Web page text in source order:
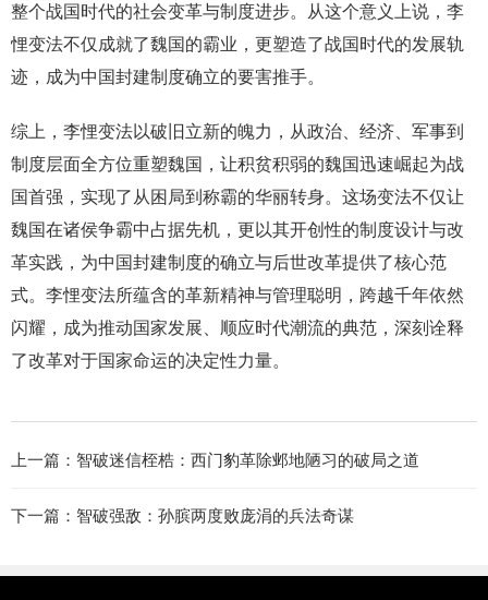
整个战国时代的社会变革与制度进步。从这个意义上说，李
悝变法不仅成就了魏国的霸业，更塑造了战国时代的发展轨
迹，成为中国封建制度确立的要害推手。
综上，李悝变法以破旧立新的魄力，从政治、经济、军事到
制度层面全方位重塑魏国，让积贫积弱的魏国迅速崛起为战
国首强，实现了从困局到称霸的华丽转身。这场变法不仅让
魏国在诸侯争霸中占据先机，更以其开创性的制度设计与改
革实践，为中国封建制度的确立与后世改革提供了核心范
式。李悝变法所蕴含的革新精神与管理聪明，跨越千年依然
闪耀，成为推动国家发展、顺应时代潮流的典范，深刻诠释
了改革对于国家命运的决定性力量。
上一篇： 智破迷信桎梏：西门豹革除邺地陋习的破局之道
下一篇： 智破强敌：孙膑两度败庞涓的兵法奇谋